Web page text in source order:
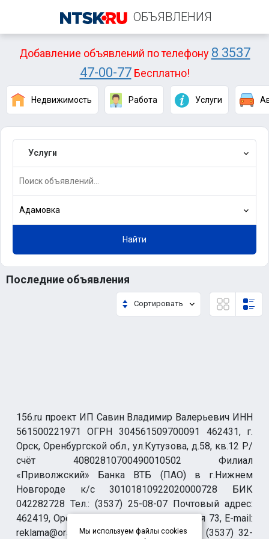
ОБЪЯВЛЕНИЯ
Добавление объявлений по телефону 8 3537
47-00-77Бесплатно!
Недвижимость Работа Услуги
Услуги
Адамовка
Найти
Последние объявления
Сортировать
156.ru проект ИП Савин Владимир Валерьевич ИНН
561500221971 ОГРН 304561509700091 462431, г.
Орск, Оренбургской обл., ул.Кутузова, д.58, кв.12 Р/
счёт 40802810700490010502 Филиал
«Приволжский» Банка ВТБ (ПАО) в г.Нижнем
Новгороде к/с 30101810922020000728 БИК
042282728 Тел.: (3537) 25-08-07 Почтовый адрес:
462419, Оренбургская обл., г. Орск-19 а/я 73, E-mail:
reklama@orsk.ru ТЕЛЕФОН МОДЕРАЦИИ (3537) 32-
Мы используем файлы cookies